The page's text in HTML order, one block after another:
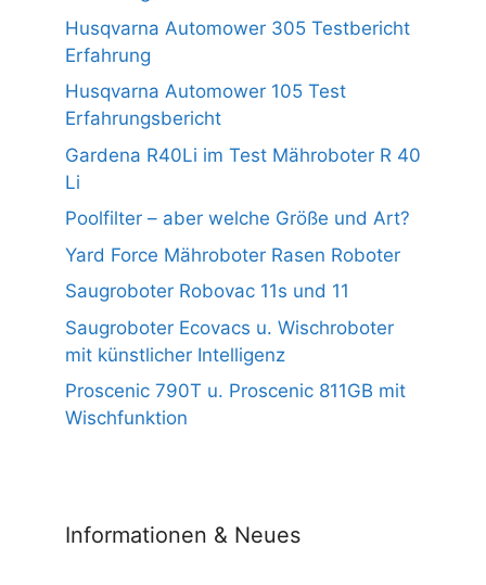
Husqvarna Automower 305 Testbericht
Erfahrung
Husqvarna Automower 105 Test
Erfahrungsbericht
Gardena R40Li im Test Mähroboter R 40
Li
Poolfilter – aber welche Größe und Art?
Yard Force Mähroboter Rasen Roboter
Saugroboter Robovac 11s und 11
Saugroboter Ecovacs u. Wischroboter
mit künstlicher Intelligenz
Proscenic 790T u. Proscenic 811GB mit
Wischfunktion
Informationen & Neues